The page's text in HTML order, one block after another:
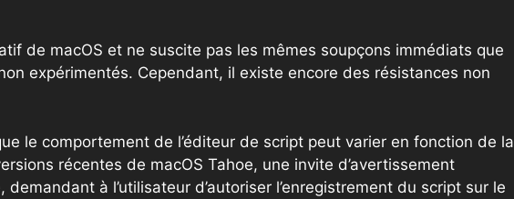
de macOS et ne suscite pas les mêmes soupçons immédiats que
expérimentés. Cependant, il existe encore des résistances non
le comportement de l’éditeur de script peut varier en fonction de la
récentes de macOS Tahoe, une invite d’avertissement
à l’utilisateur d’autoriser l’enregistrement du script sur le